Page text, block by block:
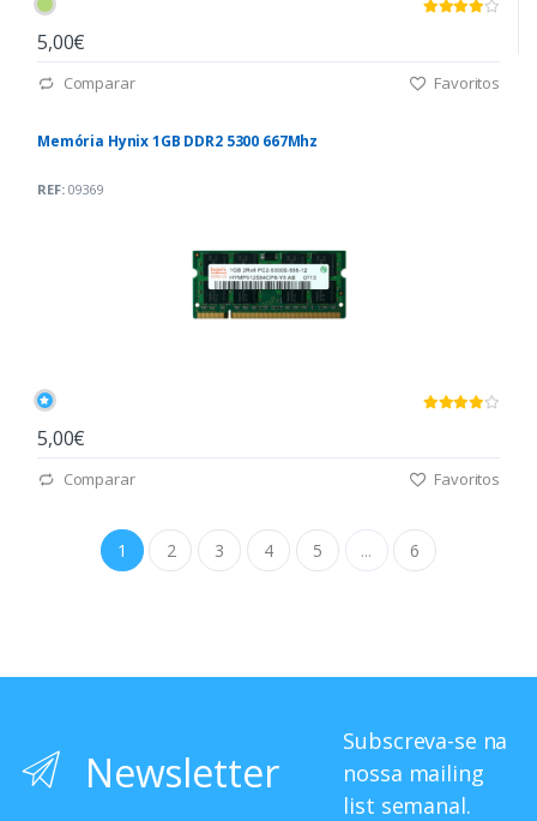
5,00€
Comparar Favoritos
Memória Hynix 1GB DDR2 5300 667Mhz
REF:09369
5,00€
Comparar Favoritos
1 2 3 4 5 ... 6
Newsletter
Subscreva-se na
nossa mailing
list semanal.